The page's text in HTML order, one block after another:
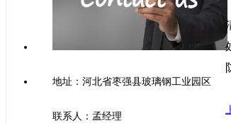
地址：河北省枣强县玻璃钢工业园区
联系人：孟经理